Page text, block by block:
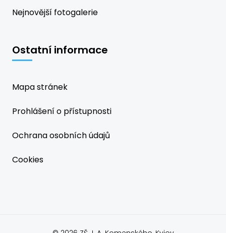
Nejnovější fotogalerie
Ostatní informace
Mapa stránek
Prohlášení o přístupnosti
Ochrana osobních údajů
Cookies